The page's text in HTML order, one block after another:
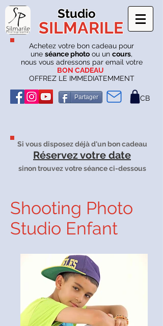
SILMARILE
Studio
Achetez votre bon cadeau pour
une séance photo ou un cours,
nous vous adressons par email votre
BON CADEAU
OFFREZ LE IMMEDIATEMMENT
Partager CB
Si vous disposez déjà d'un bon cadeau
Réservez votre date
sinon trouvez votre séance ci-dessous
Shooting Photo
Studio Enfant